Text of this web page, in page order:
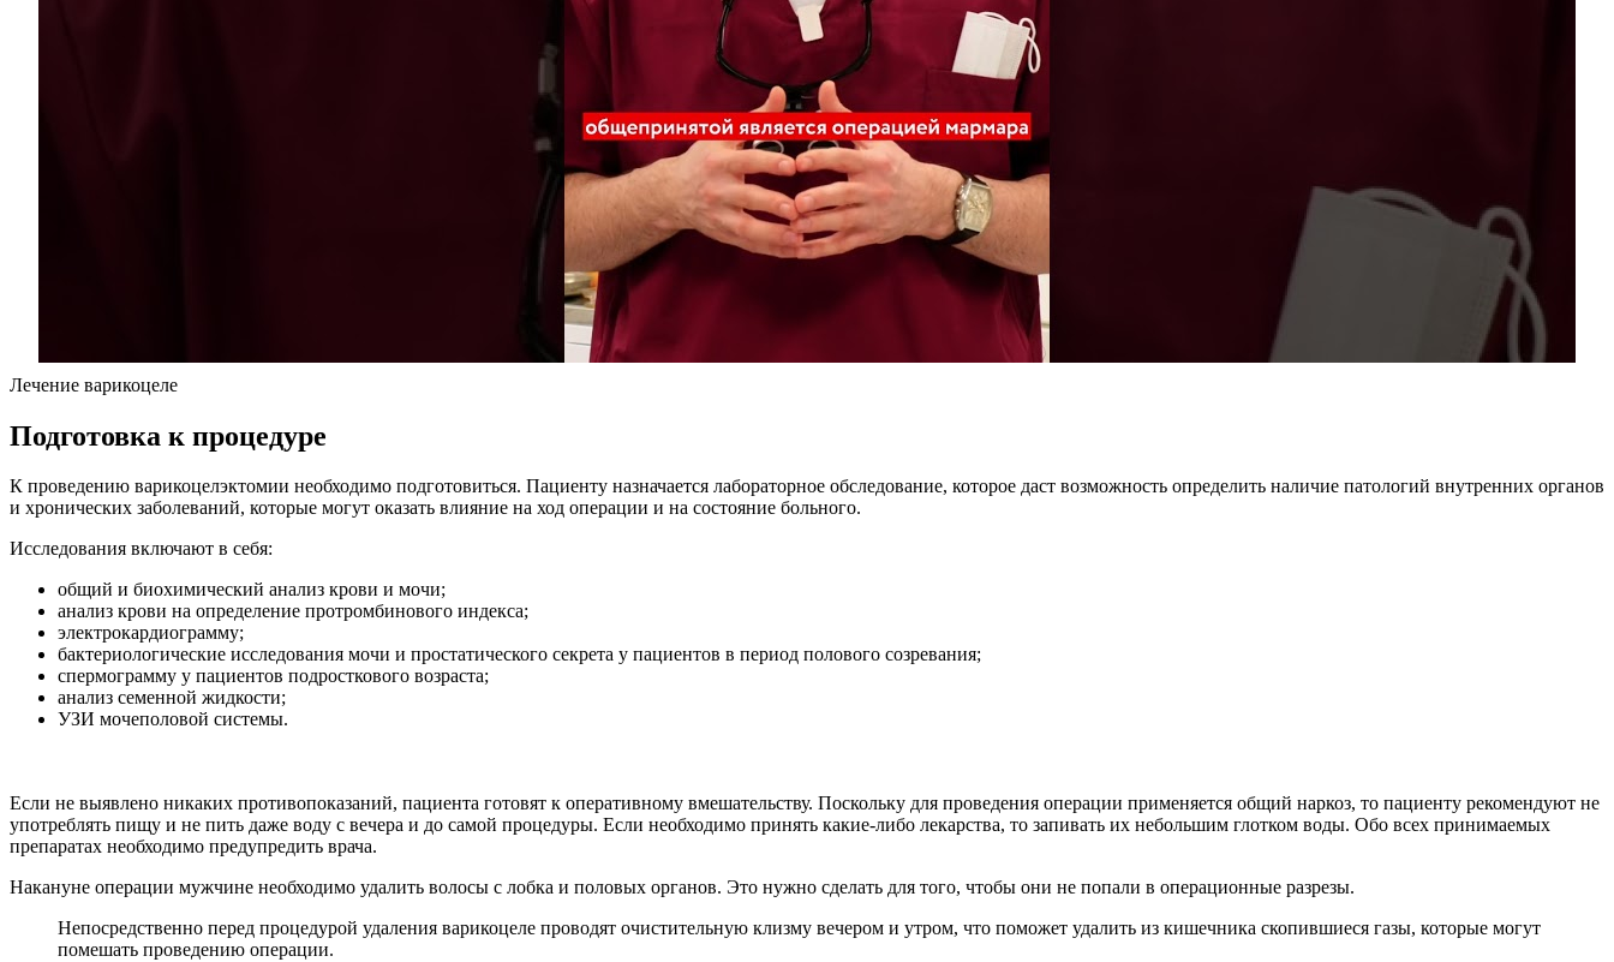
Лечение варикоцеле
Подготовка к процедуре
К проведению варикоцелэктомии необходимо подготовиться. Пациенту назначается лабораторное обследование, которое даст возможность определить наличие патологий внутренних органов
и хронических заболеваний, которые могут оказать влияние на ход операции и на состояние больного.
Исследования включают в себя:
общий и биохимический анализ крови и мочи;
анализ крови на определение протромбинового индекса;
электрокардиограмму;
бактериологические исследования мочи и простатического секрета у пациентов в период полового созревания;
спермограмму у пациентов подросткового возраста;
анализ семенной жидкости;
УЗИ мочеполовой системы.
Если не выявлено никаких противопоказаний, пациента готовят к оперативному вмешательству. Поскольку для проведения операции применяется общий наркоз, то пациенту рекомендуют не
употреблять пищу и не пить даже воду с вечера и до самой процедуры. Если необходимо принять какие-либо лекарства, то запивать их небольшим глотком воды. Обо всех принимаемых
препаратах необходимо предупредить врача.
Накануне операции мужчине необходимо удалить волосы с лобка и половых органов. Это нужно сделать для того, чтобы они не попали в операционные разрезы.
Непосредственно перед процедурой удаления варикоцеле проводят очистительную клизму вечером и утром, что поможет удалить из кишечника скопившиеся газы, которые могут
помешать проведению операции.